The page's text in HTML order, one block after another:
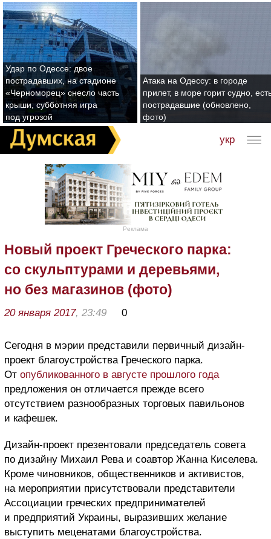
Удар по Одессе: двое
пострадавших, на стадионе
«Черноморец» снесло часть
крыши, субботняя игра
под угрозой
Атака на Одессу: в городе
прилет, в море горит судно,
пострадавшие (обновлено,
фото)
укр
Реклама
Новый проект Греческого парка:
со скульптурами и деревьями,
но без магазинов (фото)
20 января 2017, 23:49 0
Сегодня в мэрии представили первичный дизайн-
проект благоустройства Греческого парка.
От опубликованного в августе прошлого года
предложения он отличается прежде всего
отсутствием разнообразных торговых павильонов
и кафешек.
Дизайн-проект презентовали председатель совета
по дизайну Михаил Рева и соавтор Жанна Киселева.
Кроме чиновников, общественников и активистов,
на мероприятии присутствовали представители
Ассоциации греческих предпринимателей
и предприятий Украины, выразивших желание
выступить меценатами благоустройства.